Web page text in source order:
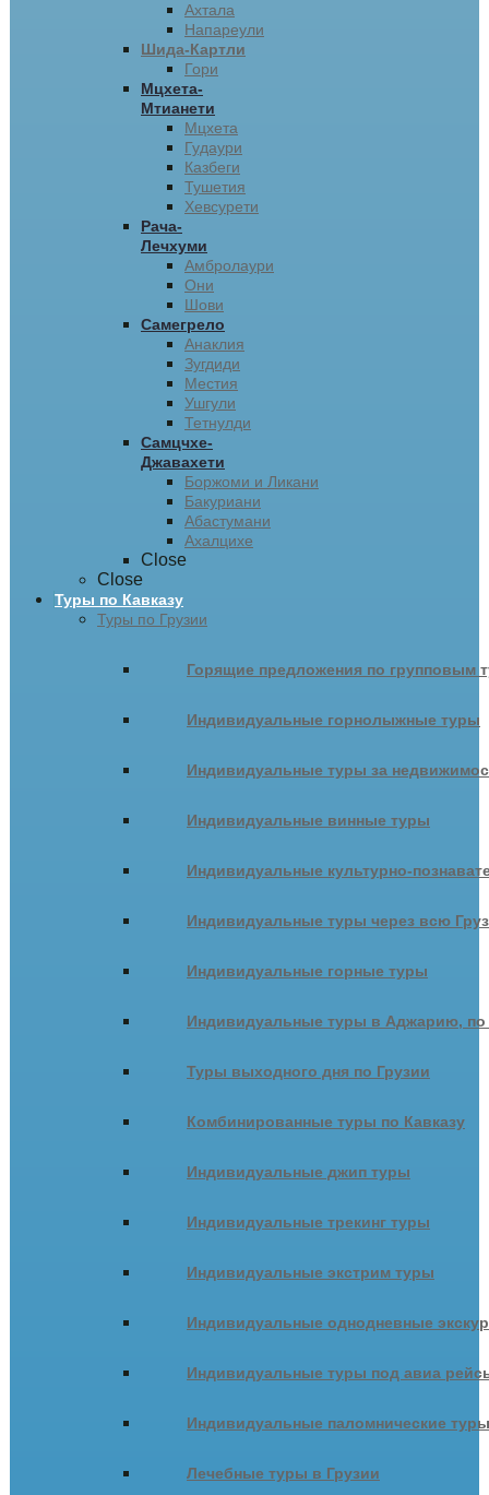
Ахтала
Напареули
Шида-Картли
Гори
Мцхета-
Мтианети
Мцхета
Гудаури
Казбеги
Тушетия
Хевсурети
Рача-
Лечхуми
Амбролаури
Они
Шови
Самегрело
Анаклия
Зугдиди
Местия
Ушгули
Тетнулди
Самцчхе-
Джавахети
Боржоми и Ликани
Бакуриани
Абастумани
Ахалцихе
Close
Close
Туры по Кавказу
Туры по Грузии
Горящие предложения по групповым
Индивидуальные горнолыжные туры
Индивидуальные туры за
Индивидуальные винные туры
Индивидуальные культурно-
Индивидуальные туры через всю
Индивидуальные горные туры
Индивидуальные туры в Аджарию,
Туры выходного дня по Грузии
Комбинированные туры по Кавказу
Индивидуальные джип туры
Индивидуальные трекинг туры
Индивидуальные экстрим туры
Индивидуальные однодневные
Индивидуальные туры под авиа
Индивидуальные паломнические туры
Лечебные туры в Грузии